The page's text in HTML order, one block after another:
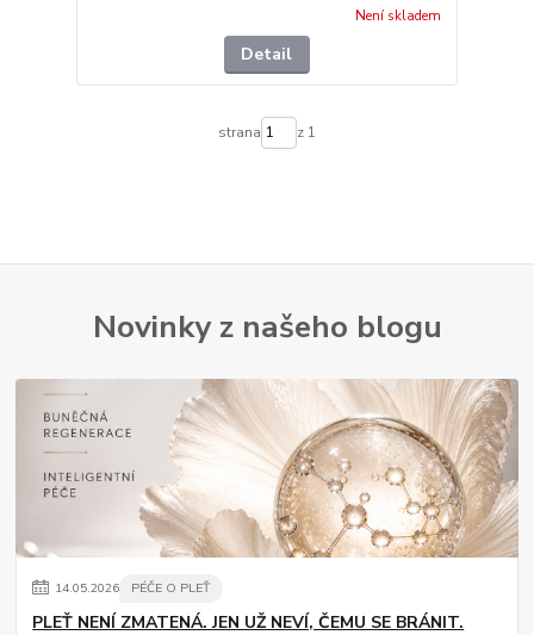
Není skladem
Detail
strana z 1
Novinky z našeho blogu
14.05.2026 PÉČE O PLEŤ
PLEŤ NENÍ ZMATENÁ. JEN UŽ NEVÍ, ČEMU SE BRÁNIT.